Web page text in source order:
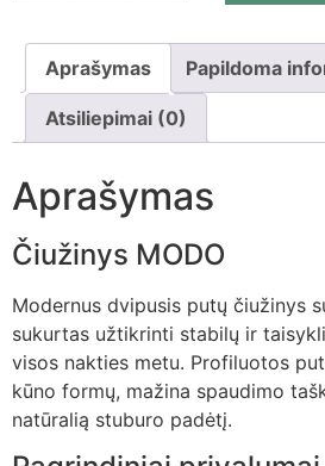
Aprašymas Papildoma
Atsiliepimai (0)
Aprašymas
Čiužinys MODO
Modernus dvipusis putų čiužinys
sukurtas užtikrinti stabilų ir
visos nakties metu. Profiluotos
kūno formų, mažina spaudimo
natūralią stuburo padėtį.